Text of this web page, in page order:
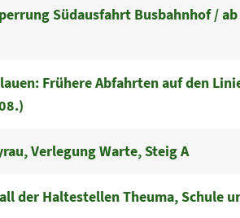
Südausfahrt Busbahnhof /
Frühere Abfahrten auf den
Verlegung Warte, Steig A
der Haltestellen Theuma, Schule